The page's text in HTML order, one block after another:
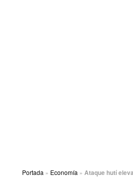
Portada » Economía » Ataque hutí